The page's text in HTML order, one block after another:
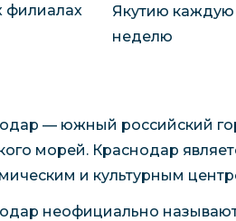
филиалах
Якутию каждую
неделю
— южный российский
морей. Краснодар
и культурным
неофициально